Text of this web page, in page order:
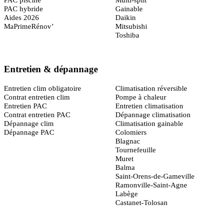
PAC hybride
Aides 2026
MaPrimeRénov’
Gainable
Daikin
Mitsubishi
Toshiba
Entretien & dépannage
Entretien clim obligatoire
Contrat entretien clim
Entretien PAC
Contrat entretien PAC
Dépannage clim
Dépannage PAC
Climatisation réversible
Pompe à chaleur
Entretien climatisation
Dépannage climatisation
Climatisation gainable
Colomiers
Blagnac
Tournefeuille
Muret
Balma
Saint-Orens-de-Gameville
Ramonville-Saint-Agne
Labège
Castanet-Tolosan